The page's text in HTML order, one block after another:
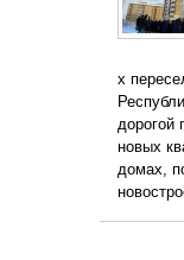
х
дорогой
новых
домах,